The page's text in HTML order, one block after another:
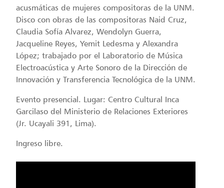
acusmáticas de mujeres compositoras de la UNM.
Disco con obras de las compositoras Naid Cruz,
Claudia Sofía Alvarez, Wendolyn Guerra,
Jacqueline Reyes, Yemit Ledesma y Alexandra
López; trabajado por el Laboratorio de Música
Electroacústica y Arte Sonoro de la Dirección de
Innovación y Transferencia Tecnológica de la UNM.
Evento presencial. Lugar: Centro Cultural Inca
Garcilaso del Ministerio de Relaciones Exteriores
(Jr. Ucayali 391, Lima).
Ingreso libre.